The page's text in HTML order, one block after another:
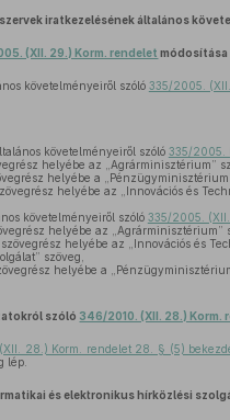
iratkezelésének általános
(XII. 29.) Korm. rendelet módosítása
követelményeiről szóló 335/2005.
követelményeiről szóló 335/2005.
helyébe az „Agrárminisztérium”
helyébe a
helyébe az „Innovációs és
követelményeiről szóló 335/2005.
helyébe az „Agrárminisztérium”
helyébe az „Innovációs és
szöveg,
helyébe a
szóló 346/2010. (XII. 28.) Korm.
28.) Korm. rendelet 28. § (5)
lép.
és elektronikus hírközlési